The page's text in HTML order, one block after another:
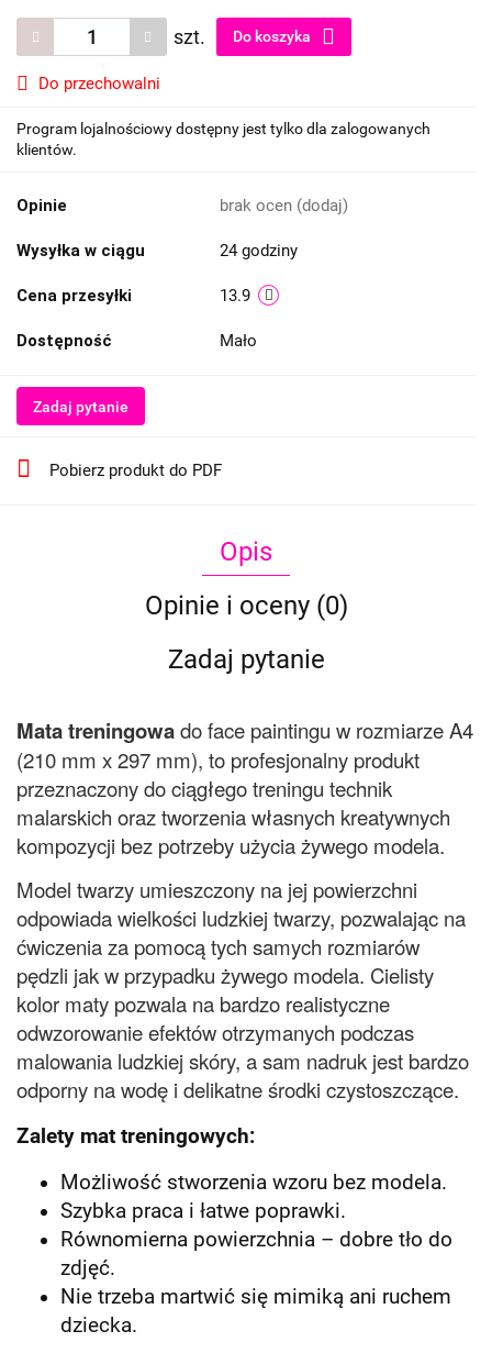
szt. Do koszyka
Do przechowalni
Program lojalnościowy dostępny jest tylko dla zalogowanych
klientów.
Opinie brak ocen (dodaj)
Wysyłka w ciągu 24 godziny
Cena przesyłki 13.9
Dostępność Mało
Zadaj pytanie
Pobierz produkt do PDF
Opis
Opinie i oceny (0)
Zadaj pytanie
Mata treningowado face paintingu w rozmiarze A4
(210 mm x 297 mm), to profesjonalny produkt
przeznaczony do ciągłego treningu technik
malarskich oraz tworzenia własnych kreatywnych
kompozycji bez potrzeby użycia żywego modela.
Model twarzy umieszczony na jej powierzchni
odpowiada wielkości ludzkiej twarzy, pozwalając na
ćwiczenia za pomocą tych samych rozmiarów
pędzli jak w przypadku żywego modela. Cielisty
kolor maty pozwala na bardzo realistyczne
odwzorowanie efektów otrzymanych podczas
malowania ludzkiej skóry, a sam nadruk jest bardzo
odporny na wodę i delikatne środki czystoszczące.
Zalety mat treningowych:
Możliwość stworzenia wzoru bez modela.
Szybka praca i łatwe poprawki.
Równomierna powierzchnia – dobre tło do
zdjęć.
Nie trzeba martwić się mimiką ani ruchem
dziecka.